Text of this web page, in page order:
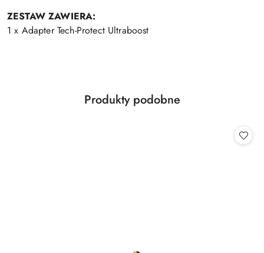
ZESTAW ZAWIERA:
1 x Adapter Tech-Protect Ultraboost
Pomiń karuzelę produktów
Produkty
Produkty podobne